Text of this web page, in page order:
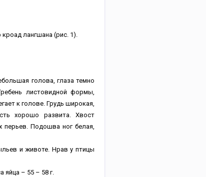
кроад лангшана (рис. 1).
голова, глаза темно
листовидной формы,
к голове. Грудь широкая,
хорошо развита. Хвост
перьев. Подошва ног белая,
и животе. Нрав у птицы
яйца – 55 – 58 г.